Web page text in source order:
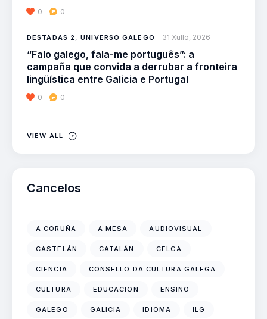
0 0
DESTADAS 2 ,UNIVERSO GALEGO 31 Xullo, 2026
“Falo galego, fala-me português”: a
campaña que convida a derrubar a fronteira
lingüística entre Galicia e Portugal
0 0
VIEW ALL
Cancelos
A CORUÑA A MESA AUDIOVISUAL
CASTELÁN CATALÁN CELGA
CIENCIA CONSELLO DA CULTURA GALEGA
CULTURA EDUCACIÓN ENSINO
GALEGO GALICIA IDIOMA ILG